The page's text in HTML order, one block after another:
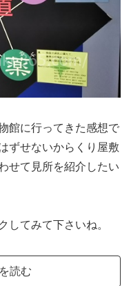
館に行ってきた感想で
ずせないからくり屋敷
せて見所を紹介したい
してみて下さいね。
読む